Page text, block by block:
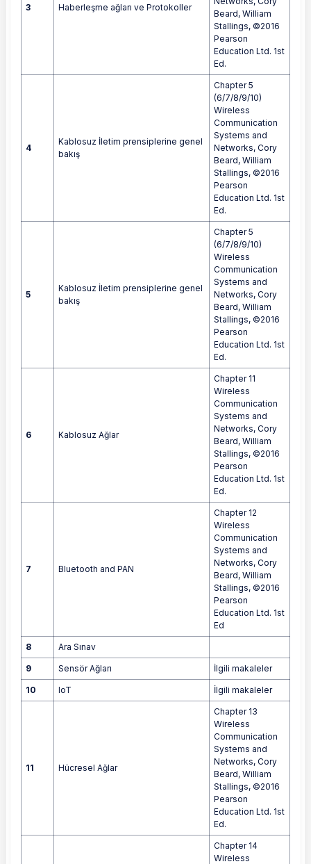
3 Haberleşme ağları ve Protokoller
Beard, William
Stallings, ©2016
Pearson
Education Ltd. 1st
Ed.
4
Kablosuz İletim prensiplerine genel
bakış
Chapter 5
(6/7/8/9/10)
Wireless
Communication
Systems and
Networks, Cory
Beard, William
Stallings, ©2016
Pearson
Education Ltd. 1st
Ed.
5
Kablosuz İletim prensiplerine genel
bakış
Chapter 5
(6/7/8/9/10)
Wireless
Communication
Systems and
Networks, Cory
Beard, William
Stallings, ©2016
Pearson
Education Ltd. 1st
Ed.
6 Kablosuz Ağlar
Chapter 11
Wireless
Communication
Systems and
Networks, Cory
Beard, William
Stallings, ©2016
Pearson
Education Ltd. 1st
Ed.
7 Bluetooth and PAN
Chapter 12
Wireless
Communication
Systems and
Networks, Cory
Beard, William
Stallings, ©2016
Pearson
Education Ltd. 1st
Ed
8 Ara Sınav
9 Sensör Ağları İlgili makaleler
10 IoT İlgili makaleler
11 Hücresel Ağlar
Chapter 13
Wireless
Communication
Systems and
Networks, Cory
Beard, William
Stallings, ©2016
Pearson
Education Ltd. 1st
Ed.
Chapter 14
Wireless